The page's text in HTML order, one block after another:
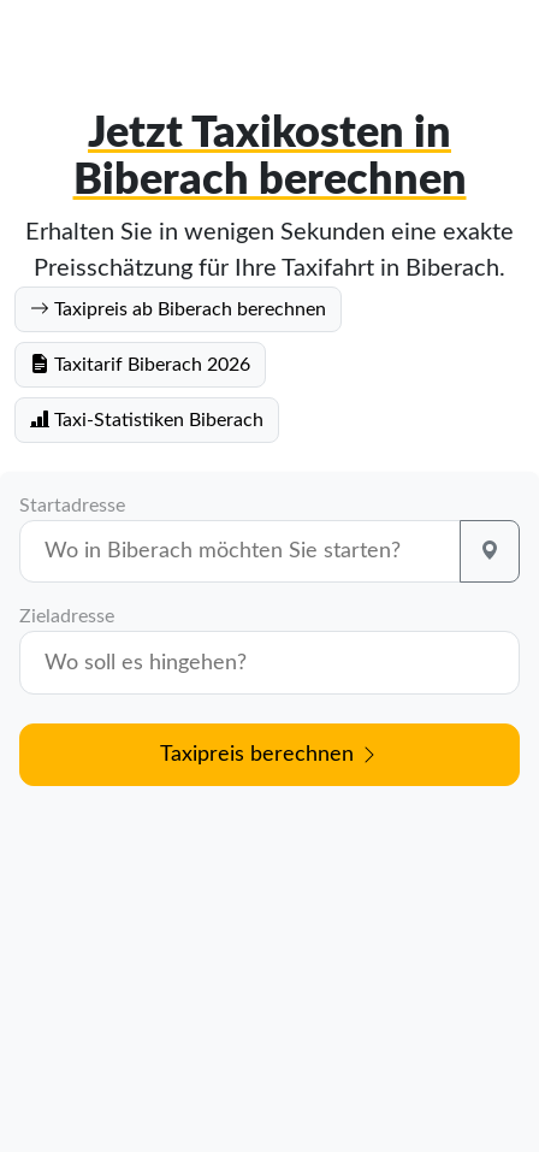
Jetzt Taxikosten in
Biberach berechnen
Erhalten Sie in wenigen Sekunden eine exakte
Preisschätzung für Ihre Taxifahrt in Biberach.
Taxipreis ab Biberach berechnen
Taxitarif Biberach 2026
Taxi-Statistiken Biberach
Startadresse
Zieladresse
Taxipreis berechnen